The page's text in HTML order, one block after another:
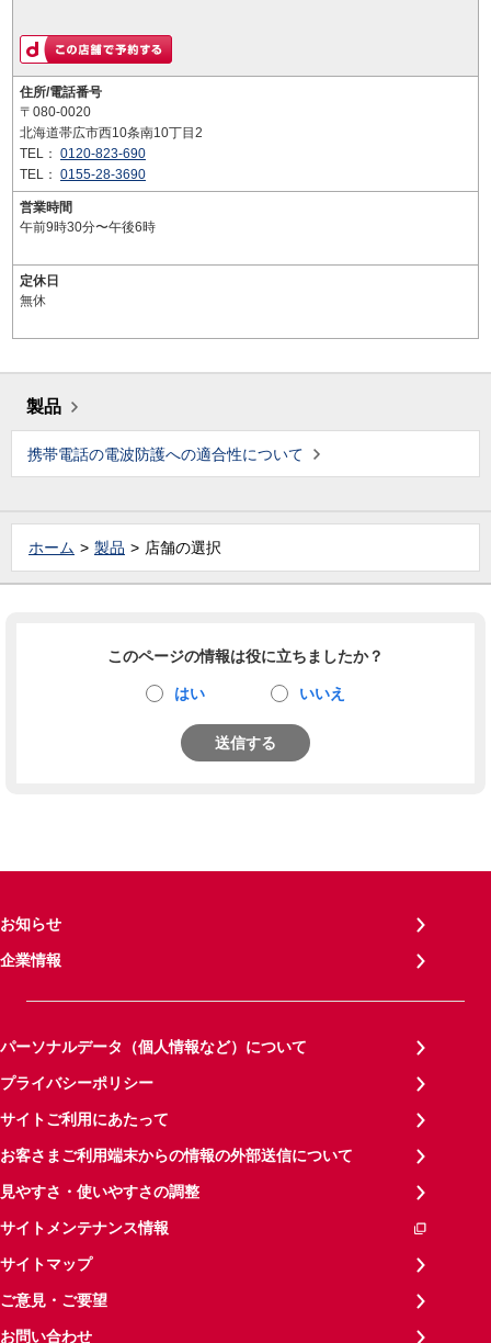
住所/電話番号
〒080-0020
北海道帯広市西10条南10丁目2
TEL： 0120-823-690
TEL： 0155-28-3690
営業時間
午前9時30分〜午後6時
定休日
無休
製品
携帯電話の電波防護への適合性について
ホーム 製品 店舗の選択
このページの情報は役に立ちましたか？
はい いいえ
送信する
お知らせ
企業情報
パーソナルデータ（個人情報など）について
プライバシーポリシー
サイトご利用にあたって
お客さまご利用端末からの情報の外部送信について
見やすさ・使いやすさの調整
サイトメンテナンス情報
サイトマップ
ご意見・ご要望
お問い合わせ